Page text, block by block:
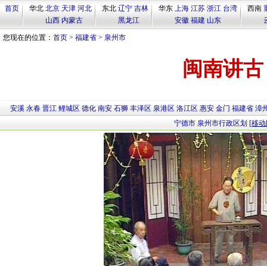
首页 华北 北京 天津 河北
山西 内蒙古
东北 辽宁 吉林
黑龙江
华东 上海 江苏 浙江 台湾
安徽 福建 山东
西南
您现在的位置： 首页 > 福建省 > 泉州市
闽南讲古
安溪 永春 晋江 鲤城区 德化 南安 石狮 丰泽区 泉港区 洛江区 惠安 金门 福建省 漳
宁德市 泉州市行政区划 [移